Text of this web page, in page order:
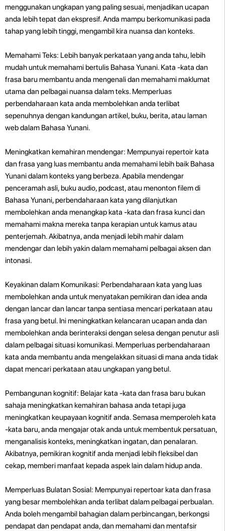
menggunakan ungkapan yang paling sesuai, menjadikan ucapan
anda lebih tepat dan ekspresif. Anda mampu berkomunikasi pada
tahap yang lebih tinggi, mengambil kira nuansa dan konteks.
Memahami Teks: Lebih banyak perkataan yang anda tahu, lebih
mudah untuk memahami bertulis Bahasa Yunani. Kata -kata dan
frasa baru membantu anda mengenali dan memahami maklumat
utama dan pelbagai nuansa dalam teks. Memperluas
perbendaharaan kata anda membolehkan anda terlibat
sepenuhnya dengan kandungan artikel, buku, berita, atau laman
web dalam Bahasa Yunani.
Meningkatkan kemahiran mendengar: Mempunyai repertoir kata
dan frasa yang luas membantu anda memahami lebih baik Bahasa
Yunani dalam konteks yang berbeza. Apabila mendengar
penceramah asli, buku audio, podcast, atau menonton filem di
Bahasa Yunani, perbendaharaan kata yang dilanjutkan
membolehkan anda menangkap kata -kata dan frasa kunci dan
memahami makna mereka tanpa kerapian untuk kamus atau
penterjemah. Akibatnya, anda menjadi lebih mahir dalam
mendengar dan lebih yakin dalam memahami pelbagai aksen dan
intonasi.
Keyakinan dalam Komunikasi: Perbendaharaan kata yang luas
membolehkan anda untuk menyatakan pemikiran dan idea anda
dengan lancar dan lancar tanpa sentiasa mencari perkataan atau
frasa yang betul. Ini meningkatkan kelancaran ucapan anda dan
membolehkan anda berinteraksi dengan selesa dengan penutur asli
dalam pelbagai situasi komunikasi. Memperluas perbendaharaan
kata anda membantu anda mengelakkan situasi di mana anda tidak
dapat mencari perkataan atau ungkapan yang betul.
Pembangunan kognitif: Belajar kata -kata dan frasa baru bukan
sahaja meningkatkan kemahiran bahasa anda tetapi juga
meningkatkan keupayaan kognitif anda. Semasa memperoleh kata
-kata baru, anda mengajar otak anda untuk membentuk persatuan,
menganalisis konteks, meningkatkan ingatan, dan penalaran.
Akibatnya, pemikiran kognitif anda menjadi lebih fleksibel dan
cekap, memberi manfaat kepada aspek lain dalam hidup anda.
Memperluas Bulatan Sosial: Mempunyai repertoar kata dan frasa
yang besar membolehkan anda terlibat dalam pelbagai perbualan.
Anda boleh mengambil bahagian dalam perbincangan, berkongsi
pendapat dan pendapat anda, dan memahami dan mentafsir